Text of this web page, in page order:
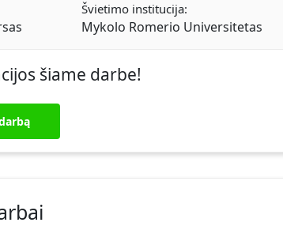
Švietimo institucija:
Mykolo Romerio Universitetas
šiame darbe!